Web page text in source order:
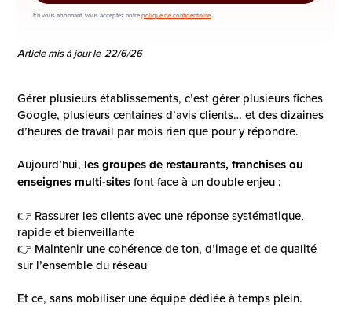
En vous abonnant, vous acceptez notrepolique de confidentialité
Article mis à jour le 22/6/26
Gérer plusieurs établissements, c’est gérer plusieurs fiches
Google, plusieurs centaines d’avis clients… et des dizaines
d’heures de travail par mois rien que pour y répondre.
Aujourd’hui, les groupes de restaurants, franchises ou
enseignes multi-sitesfont face à un double enjeu :
👉 Rassurer les clients avec une réponse systématique,
rapide et bienveillante
👉 Maintenir une cohérence de ton, d’image et de qualité
sur l’ensemble du réseau
Et ce, sans mobiliser une équipe dédiée à temps plein.